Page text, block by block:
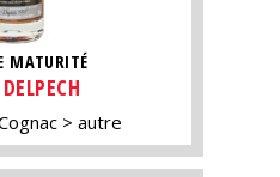
MATURITÉ
autre